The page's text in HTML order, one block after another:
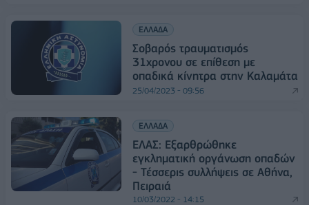
ΕΛΛΑΔΑ
Σοβαρός τραυματισμός
31χρονου σε επίθεση με
οπαδικά κίνητρα στην Καλαμάτα
25/04/2023 - 09:56
ΕΛΛΑΔΑ
ΕΛΑΣ: Εξαρθρώθηκε
εγκληματική οργάνωση οπαδών
- Τέσσερις συλλήψεις σε Αθήνα,
Πειραιά
10/03/2022 - 14:15